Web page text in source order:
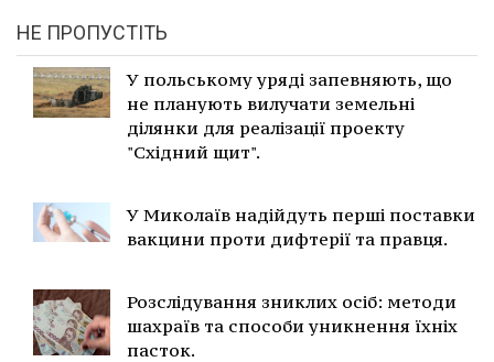
НЕ ПРОПУСТІТЬ
У польському уряді запевняють, що
не планують вилучати земельні
ділянки для реалізації проекту
"Східний щит".
У Миколаїв надійдуть перші поставки
вакцини проти дифтерії та правця.
Розслідування зниклих осіб: методи
шахраїв та способи уникнення їхніх
пасток.